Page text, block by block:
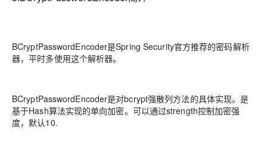
BCryptPasswordEncoder是Spring Security官方推荐的密码解析
器，平时多使用这个解析器。
BCryptPasswordEncoder是对bcrypt强散列方法的具体实现。是
基于Hash算法实现的单向加密。可以通过strength控制加密强
度，默认10.